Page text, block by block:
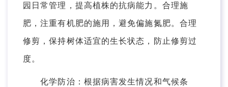
园日常管理，提高植株的抗病能力。合理施
肥，注重有机肥的施用，避免偏施氮肥。合理
修剪，保持树体适宜的生长状态，防止修剪过
度。
化学防治：根据病害发生情况和气候条